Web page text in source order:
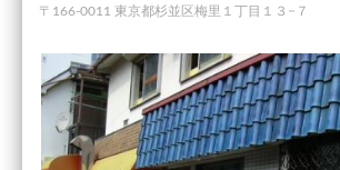
〒166-0011 東京都杉並区梅里１丁目１３−７